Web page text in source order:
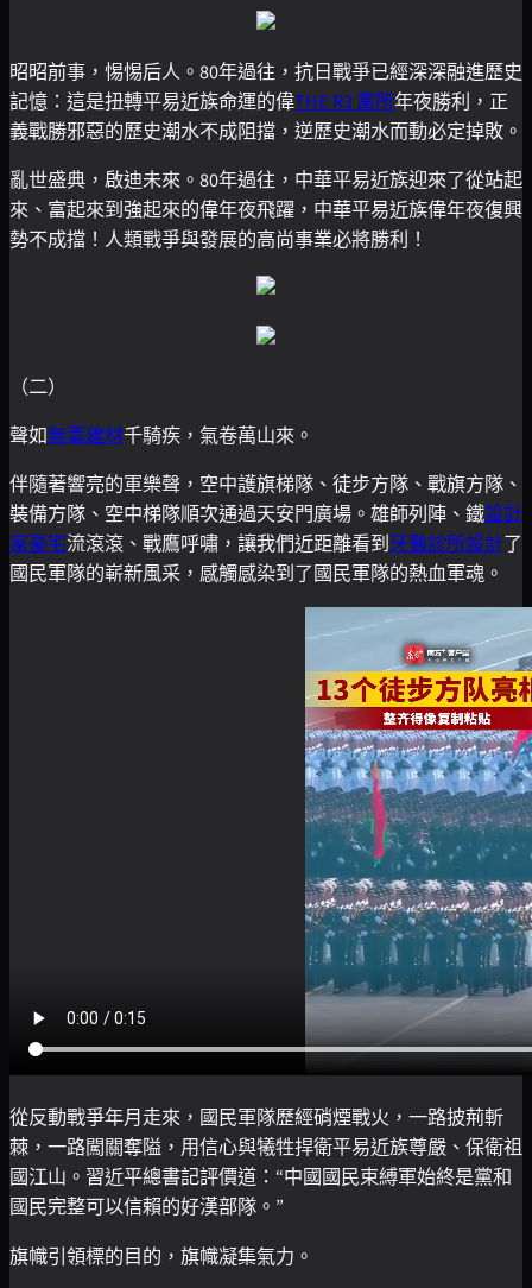
昭昭前事，惕惕后人。80年過往，抗日戰爭已經深深融進歷史
記憶：這是扭轉平易近族命運的偉THE R3 寓所年夜勝利，正
義戰勝邪惡的歷史潮水不成阻擋，逆歷史潮水而動必定掉敗。
亂世盛典，啟迪未來。80年過往，中華平易近族迎來了從站起
來、富起來到強起來的偉年夜飛躍，中華平易近族偉年夜復興
勢不成擋！人類戰爭與發展的高尚事業必將勝利！
（二）
聲如無毒建材千騎疾，氣卷萬山來。
伴隨著響亮的軍樂聲，空中護旗梯隊、徒步方隊、戰旗方隊、
裝備方隊、空中梯隊順次通過天安門廣場。雄師列陣、鐵設計
家豪宅流滾滾、戰鷹呼嘯，讓我們近距離看到牙醫診所設計了
國民軍隊的嶄新風采，感觸感染到了國民軍隊的熱血軍魂。
從反動戰爭年月走來，國民軍隊歷經硝煙戰火，一路披荊斬
棘，一路闖關奪隘，用信心與犧牲捍衛平易近族尊嚴、保衛祖
國江山。習近平總書記評價道：“中國國民束縛軍始終是黨和
國民完整可以信賴的好漢部隊。”
旗幟引領標的目的，旗幟凝集氣力。